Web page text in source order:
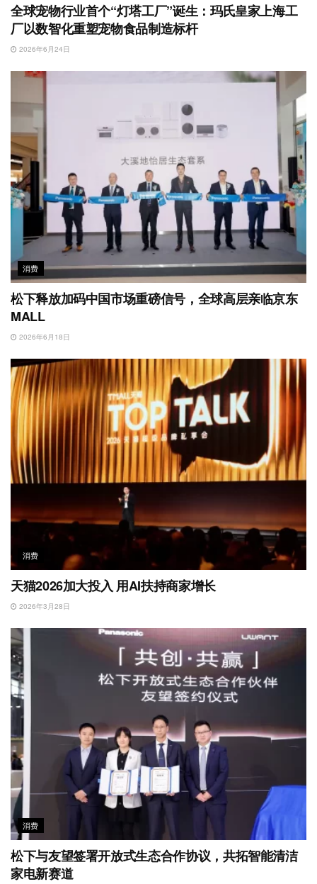
全球宠物行业首个“灯塔工厂”诞生：玛氏皇家上海工
厂以数智化重塑宠物食品制造标杆
2026年6月24日
消费
松下释放加码中国市场重磅信号，全球高层亲临京东
MALL
2026年6月18日
消费
天猫2026加大投入 用AI扶持商家增长
2026年3月28日
消费
松下与友望签署开放式生态合作协议，共拓智能清洁
家电新赛道